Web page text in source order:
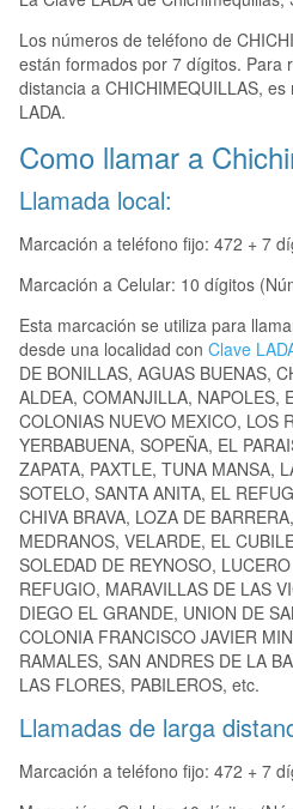
Los números de teléfono de
están formados por 7 dígitos. Para
distancia a CHICHIMEQUILLAS,
LADA.
Como llamar a
Llamada local:
Marcación a teléfono fijo: 472 + 7
Marcación a Celular: 10 dígitos
Esta marcación se utiliza para
desde una localidad con Clave
DE BONILLAS, AGUAS BUENAS,
ALDEA, COMANJILLA, NAPOLES,
COLONIAS NUEVO MEXICO, LOS
YERBABUENA, SOPEÑA, EL
ZAPATA, PAXTLE, TUNA MANSA,
SOTELO, SANTA ANITA, EL
CHIVA BRAVA, LOZA DE
MEDRANOS, VELARDE, EL
SOLEDAD DE REYNOSO,
REFUGIO, MARAVILLAS DE LAS
DIEGO EL GRANDE, UNION DE
COLONIA FRANCISCO JAVIER
RAMALES, SAN ANDRES DE LA
LAS FLORES, PABILEROS, etc.
Llamadas de larga
Marcación a teléfono fijo: 472 + 7